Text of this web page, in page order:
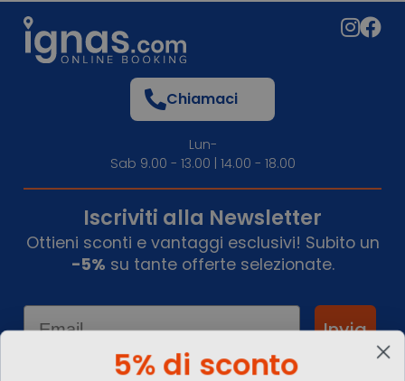
Chiamaci
Lun-
Sab 9.00 - 13.00 | 14.00 - 18.00
Iscriviti alla Newsletter
Ottieni sconti e vantaggi esclusivi! Subito un
-5% su tante offerte selezionate.
Email
Invia
5% di sconto